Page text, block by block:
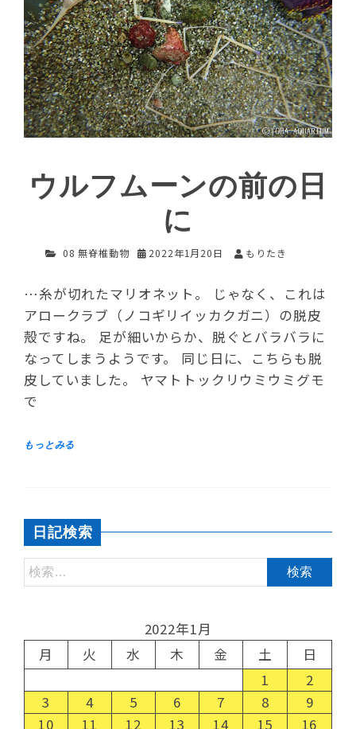
ウルフムーンの前の日
に
08 無脊椎動物 2022年1月20日 もりたき
…糸が切れたマリオネット。 じゃなく、これは
アロークラブ（ノコギリイッカクガニ）の脱皮
殻ですね。 足が細いからか、脱ぐとバラバラに
なってしまうようです。 同じ日に、こちらも脱
皮していました。 ヤマトトックリウミウミグモ
で
日記検索
2022年1月
月
火 水 木 金 土
日
1
2
3
4 5 6 7 8
9
10
11 12 13 14 15 16